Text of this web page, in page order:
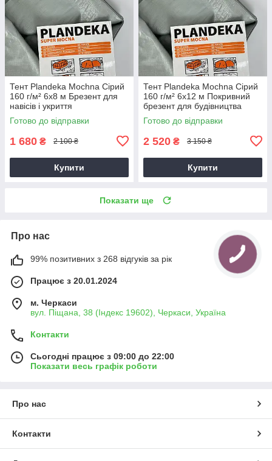
Тент Plandeka Mochna Сірий
160 г/м² 6х8 м Брезент для
навісів і укриття
Готово до відправки
1 680 ₴ 2 100 ₴
Купити
Тент Plandeka Mochna Сірий
160 г/м² 6х12 м Покривний
брезент для будівництва
Готово до відправки
2 520 ₴ 3 150 ₴
Купити
Показати ще
Про нас
99% позитивних з 268 відгуків за рік
Працює з 20.01.2024
м. Черкаси
вул. Піщана, 38 (Індекс 19602), Черкаси, Україна
Контакти
Сьогодні працює з 09:00 до 22:00
Показати весь графік роботи
Про нас
Контакти